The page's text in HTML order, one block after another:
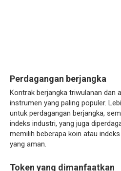
Perdagangan berjangka
Kontrak berjangka triwulanan dan
instrumen yang paling populer.
untuk perdagangan berjangka,
indeks industri, yang juga
memilih beberapa koin atau
yang aman.
Token yang dimanfaatkan